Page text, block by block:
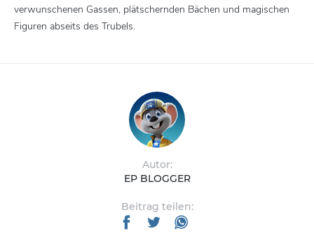
verwunschenen Gassen, plätschernden Bächen und magischen
Figuren abseits des Trubels.
Autor:
EP BLOGGER
Beitrag teilen: